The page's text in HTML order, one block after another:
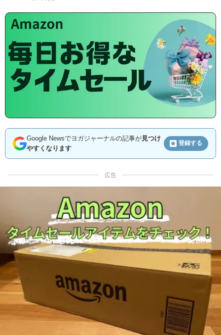
Google Newsでヨガジャーナルの記事が見つけ
やすくなります
登録する
広告